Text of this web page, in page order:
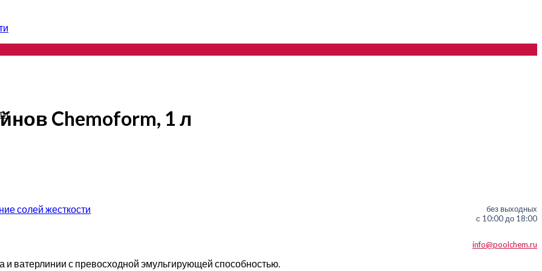
без выходных
с 10:00 до 18:00
info@poolchem.ru
Chemoform, 1 л
солей жесткости
и ватерлинии с превосходной эмульгирующей способностью.